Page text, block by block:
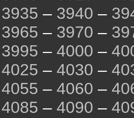
3935 – 3940 –
3965 – 3970 –
3995 – 4000 –
4025 – 4030 –
4055 – 4060 –
4085 – 4090 –